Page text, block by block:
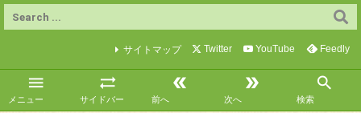

メニュー

サイドバー

前へ

次へ

検索
サイトマップ Twitter YouTube Feedly